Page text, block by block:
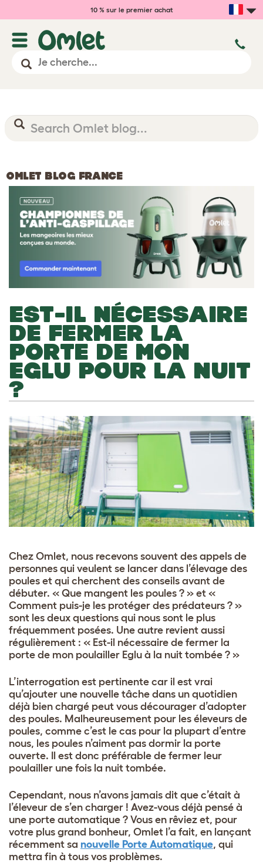
10 % sur le premier achat
OMLET BLOG FRANCE
EST-IL NÉCESSAIRE
DE FERMER LA
PORTE DE MON
EGLU POUR LA NUIT
?
Chez Omlet, nous recevons souvent des appels de
personnes qui veulent se lancer dans l’élevage des
poules et qui cherchent des conseils avant de
débuter. « Que mangent les poules ? » et «
Comment puis-je les protéger des prédateurs ? »
sont les deux questions qui nous sont le plus
fréquemment posées. Une autre revient aussi
régulièrement : « Est-il nécessaire de fermer la
porte de mon poulailler Eglu à la nuit tombée ? »
L’interrogation est pertinente car il est vrai
qu’ajouter une nouvelle tâche dans un quotidien
déjà bien chargé peut vous décourager d’adopter
des poules. Malheureusement pour les éleveurs de
poules, comme c’est le cas pour la plupart d’entre
nous, les poules n’aiment pas dormir la porte
ouverte. Il est donc préférable de fermer leur
poulailler une fois la nuit tombée.
Cependant, nous n’avons jamais dit que c’était à
l’éleveur de s’en charger ! Avez-vous déjà pensé à
une porte automatique ? Vous en rêviez et, pour
votre plus grand bonheur, Omlet l’a fait, en lançant
récemment sa nouvelle Porte Automatique, qui
mettra fin à tous vos problèmes.